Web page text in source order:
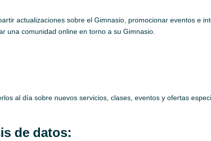
actualizaciones sobre el Gimnasio, promocionar eventos e
una comunidad online en torno a su Gimnasio.
al día sobre nuevos servicios, clases, eventos y ofertas
de datos: